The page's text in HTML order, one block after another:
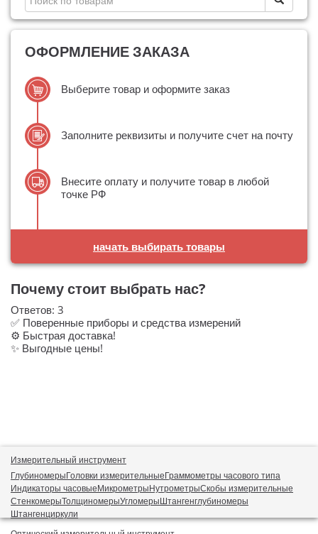
ОФОРМЛЕНИЕ ЗАКАЗА
Выберите товар и оформите заказ
Заполните реквизиты и получите счет на почту
Внесите оплату и получите товар в любой
точке РФ
начать выбирать товары
Почему стоит выбрать нас?
Ответов: 3
✅ Поверенные приборы и средства измерений
⚙️ Быстрая доставка!
✨ Выгодные цены!
Измерительный инструмент
ГлубиномерыГоловки измерительныеГраммометры часового типа
Индикаторы часовыеМикрометрыНутрометрыСкобы измерительные
СтенкомерыТолщиномерыУгломерыШтангенглубиномеры
Штангенциркули